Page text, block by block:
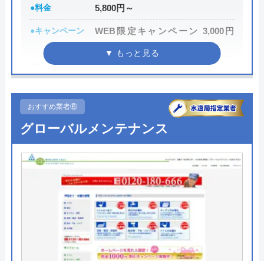
公式サイトを見る
運営会社 エバーリンクス株式会社
代表者 松本英隆
神奈川県横浜市中区弥生町2-17ストー
クタワー大通り公園Ⅰ-2F
対応エリア 全国(一部都道府県を除く)
●料金 5,800円～
●キャンペーン
WEB限定キャンペーン 3,000円
OFF
●駆けつけ時間 最短30分
24時間
●定休日
●出張見積もり 出張・見積無料
●支払い方法
現金・銀行振込・クレジットカー
ド・コンビニ払い
●累計実績 ―
●保証・保険 PL保険加入
詳細は公式HPでご確認ください
おすすめ業者⑥
グローバルメンテナンス